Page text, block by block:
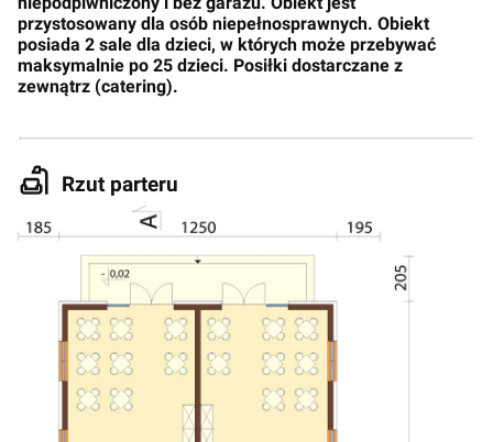
przystosowany dla osób niepełnosprawnych. Obiekt
posiada 2 sale dla dzieci, w których może przebywać
maksymalnie po 25 dzieci. Posiłki dostarczane z
zewnątrz (catering).
Rzut parteru